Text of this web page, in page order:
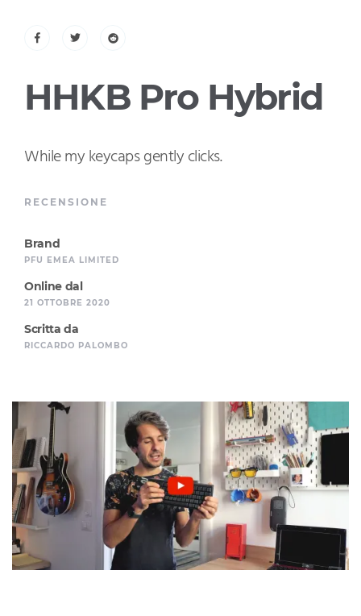
HHKB Pro Hybrid
While my keycaps gently clicks.
RECENSIONE
Brand
PFU EMEA LIMITED
Online dal
21 OTTOBRE 2020
Scritta da
RICCARDO PALOMBO